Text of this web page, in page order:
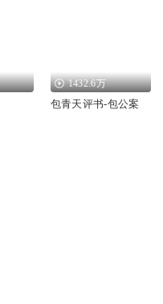
1432.6万
包青天评书-包公案